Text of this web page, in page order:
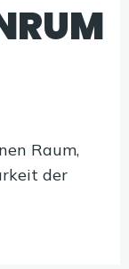
Raum,
der